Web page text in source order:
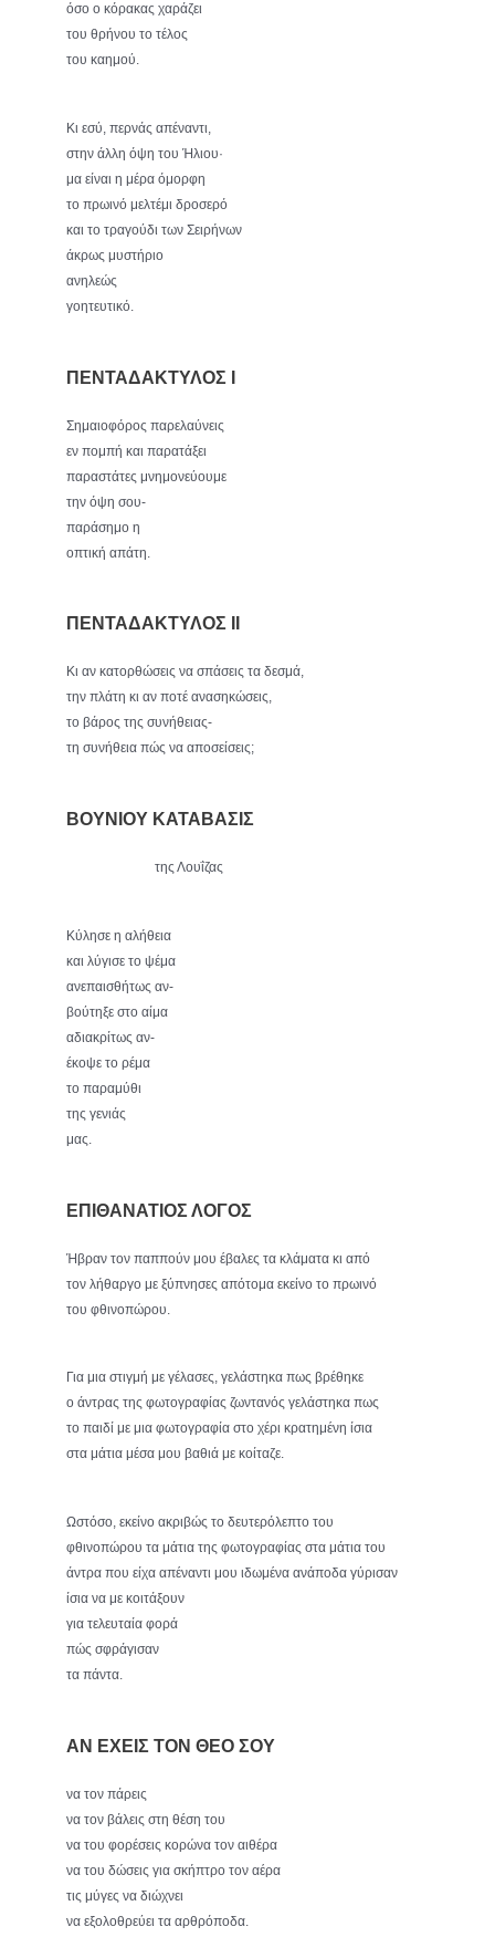
όσο ο κόρακας χαράζει
του θρήνου το τέλος
του καημού.
Κι εσύ, περνάς απέναντι,
στην άλλη όψη του Ήλιου·
μα είναι η μέρα όμορφη
το πρωινό μελτέμι δροσερό
και το τραγούδι των Σειρήνων
άκρως μυστήριο
ανηλεώς
γοητευτικό.
ΠΕΝΤΑΔΑΚΤΥΛΟΣ Ι
Σημαιοφόρος παρελαύνεις
εν πομπή και παρατάξει
παραστάτες μνημονεύουμε
την όψη σου-
παράσημο η
οπτική απάτη.
ΠΕΝΤΑΔΑΚΤΥΛΟΣ ΙΙ
Κι αν κατορθώσεις να σπάσεις τα δεσμά,
την πλάτη κι αν ποτέ ανασηκώσεις,
το βάρος της συνήθειας-
τη συνήθεια πώς να αποσείσεις;
ΒΟΥΝΙΟΥ ΚΑΤΑΒΑΣΙΣ
της Λουΐζας
Κύλησε η αλήθεια
και λύγισε το ψέμα
ανεπαισθήτως αν-
βούτηξε στο αίμα
αδιακρίτως αν-
έκοψε το ρέμα
το παραμύθι
της γενιάς
μας.
ΕΠΙΘΑΝΑΤΙΟΣ ΛΟΓΟΣ
Ήβραν τον παππούν μου έβαλες τα κλάματα κι από
τον λήθαργο με ξύπνησες απότομα εκείνο το πρωινό
του φθινοπώρου.
Για μια στιγμή με γέλασες, γελάστηκα πως βρέθηκε
ο άντρας της φωτογραφίας ζωντανός γελάστηκα πως
το παιδί με μια φωτογραφία στο χέρι κρατημένη ίσια
στα μάτια μέσα μου βαθιά με κοίταζε.
Ωστόσο, εκείνο ακριβώς το δευτερόλεπτο του
φθινοπώρου τα μάτια της φωτογραφίας στα μάτια του
άντρα που είχα απέναντι μου ιδωμένα ανάποδα γύρισαν
ίσια να με κοιτάξουν
για τελευταία φορά
πώς σφράγισαν
τα πάντα.
ΑΝ ΕΧΕΙΣ TON ΘΕΟ ΣΟΥ
να τον πάρεις
να τον βάλεις στη θέση του
να του φορέσεις κορώνα τον αιθέρα
να του δώσεις για σκήπτρο τον αέρα
τις μύγες να διώχνει
να εξολοθρεύει τα αρθρόποδα.